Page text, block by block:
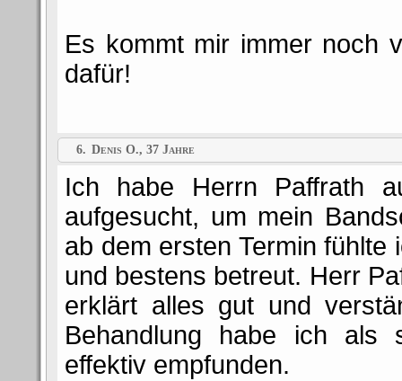
Es kommt mir immer noch
dafür!
6. Denis O., 37 Jahre
Ich habe Herrn Paffrath
aufgesucht, um mein
ab dem ersten Termin
und bestens betreut. Herr
erklärt alles gut und
Behandlung habe ich als
effektiv empfunden.